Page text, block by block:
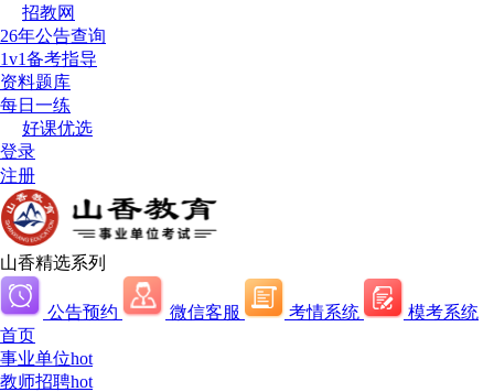
招教网
26年公告查询
1v1备考指导
资料题库
每日一练
好课优选
登录
注册
山香精选系列
公告预约 微信客服 考情系统
模考系统
首页
事业单位hot
教师招聘hot